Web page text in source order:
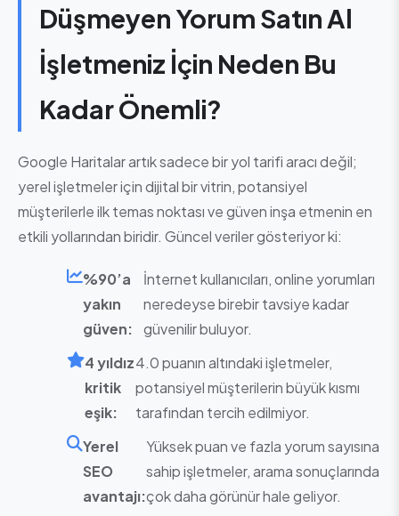
Düşmeyen Yorum Satın Al
İşletmeniz İçin Neden Bu
Kadar Önemli?
Google Haritalar artık sadece bir yol tarifi aracı değil;
yerel işletmeler için dijital bir vitrin, potansiyel
müşterilerle ilk temas noktası ve güven inşa etmenin en
etkili yollarından biridir. Güncel veriler gösteriyor ki:
%90’a
yakın
güven:
İnternet kullanıcıları, online yorumları
neredeyse birebir tavsiye kadar
güvenilir buluyor.
4 yıldız
kritik
eşik:
4.0 puanın altındaki işletmeler,
potansiyel müşterilerin büyük kısmı
tarafından tercih edilmiyor.
Yerel
SEO
avantajı:
Yüksek puan ve fazla yorum sayısına
sahip işletmeler, arama sonuçlarında
çok daha görünür hale geliyor.